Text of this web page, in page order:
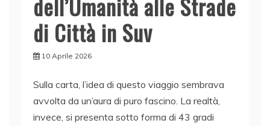
di Città in Suv
10 Aprile 2026
Sulla carta, l’idea di questo viaggio sembrava
avvolta da un’aura di puro fascino. La realtà,
invece, si presenta sotto forma di 43 gradi